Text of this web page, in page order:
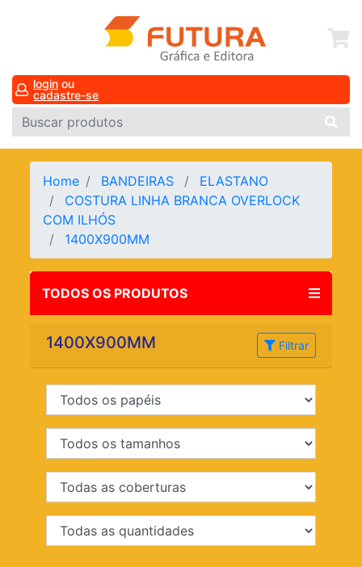
login ou
cadastre-se
Home BANDEIRAS
ELASTANO
COSTURA LINHA BRANCA OVERLOCK
COM ILHÓS
1400X900MM
TODOS OS PRODUTOS
1400X900MM Filtrar